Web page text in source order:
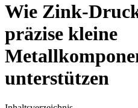
Wie Zink-
präzise kleine
unterstützen